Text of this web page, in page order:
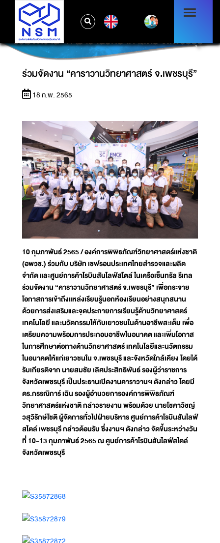
ร่วมจัดงาน “คาราวานวิทยาศาสตร์ จ.เพชรบุรี”
ร่วมจัดงาน “คาราวานวิทยาศาสตร์ จ.เพชรบุรี”
18 ก.พ. 2565
10 กุมภาพันธ์ 2565 / องค์การพิพิธภัณฑ์วิทยาศาสตร์แห่งชาติ
(อพวช.) ร่วมกับ บริษัท เชฟรอนประเทศไทยสำรวจและผลิต
จำกัด และศูนย์การค้าโรบินสันไลฟ์สไตล์ ในเครือเซ็นทรัล รีเทล
ร่วมจัดงาน “คาราวานวิทยาศาสตร์ จ.เพชรบุรี” เพื่อกระจาย
โอกาสการเข้าถึงแหล่งเรียนรู้นอกห้องเรียนอย่างสนุกสนาน
ด้วยการส่งเสริมและจุดประกายการเรียนรู้ด้านวิทยาศาสตร์
เทคโนโลยี และนวัตกรรมให้กับเยาวชนในด้านอาชีพสะเต็ม เพื่อ
เตรียมความพร้อมการประกอบอาชีพในอนาคต และเพิ่มโอกาส
ในการศึกษาต่อทางด้านวิทยาศาสตร์ เทคโนโลยีและนวัตกรรม
ในอนาคตให้แก่เยาวชนใน จ.เพชรบุรี และจังหวัดใกล้เคียง โดยได้
รับเกียรติจาก นายสมชัย เลิศประสิทธิพันธ์ รองผู้ว่าราชการ
จังหวัดเพชรบุรี เป็นประธานเปิดงานคาราวานฯ ดังกล่าว โดยมี
ดร.กรรณิการ์ เฉิน รองผู้อำนวยการองค์การพิพิธภัณฑ์
วิทยาศาสตร์แห่งชาติ กล่าวรายงาน พร้อมด้วย นายโชคาวิชญ์
วสุวิรักษ์โชติ ผู้จัดการทั่วไปฝ่ายบริหาร ศูนย์การค้าโรบินสันไลฟ์
สไตล์ เพชรบุรี กล่าวต้อนรับ ซึ่งงานฯ ดังกล่าว จัดขึ้นระหว่างวัน
ที่ 10-13 กุมภาพันธ์ 2565 ณ ศูนย์การค้าโรบินสันไลฟ์สไตล์
จังหวัดเพชรบุรี